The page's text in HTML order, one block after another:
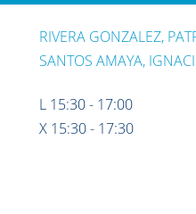
RIVERA GONZALEZ,
SANTOS AMAYA,
L 15:30 - 17:00
X 15:30 - 17:30